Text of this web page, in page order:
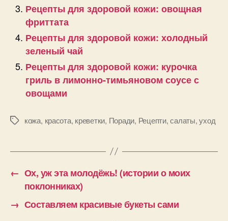
Рецепты для здоровой кожи: овощная
фриттата
Рецепты для здоровой кожи: холодный
зеленый чай
Рецепты для здоровой кожи: курочка
гриль в лимонно-тимьяновом соусе с
овощами
Позначки
кожа, красота, креветки, Поради, Рецепти,салаты,уход
← Ох, уж эта молодёжь! (истории о моих
поклонниках)
→ Составляем красивые букеты сами